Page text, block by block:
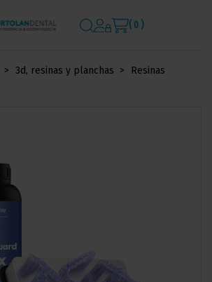
( 0 )
3d, resinas y planchas
Resinas